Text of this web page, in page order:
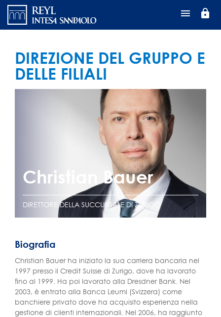
Salta
contenuto
lock
DIREZIONE DEL GRUPPO E
DELLE FILIALI
Christian Bauer
DIRETTORE DELLA SUCCURSALE DI ZURIGO
Biografia
Christian Bauer ha iniziato la sua carriera bancaria nel
1997 presso il Credit Suisse di Zurigo, dove ha lavorato
fino al 1999. Ha poi lavorato alla Dresdner Bank. Nel
2003, è entrato alla Banca Leumi (Svizzera) come
banchiere privato dove ha acquisito esperienza nella
gestione di clienti internazionali. Nel 2006, ha raggiunto